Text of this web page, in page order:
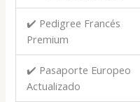
✔️ Pedigree Francés
Premium
✔️ Pasaporte Europeo
Actualizado